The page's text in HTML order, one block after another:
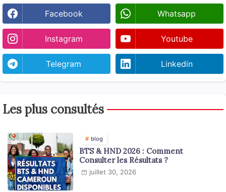
Facebook Whatsapp
Instagram Youtube
Telegram Linkedin
Les plus consultés
blog
BTS & HND 2026 : Comment
Consulter les Résultats ?
juillet 30, 2026